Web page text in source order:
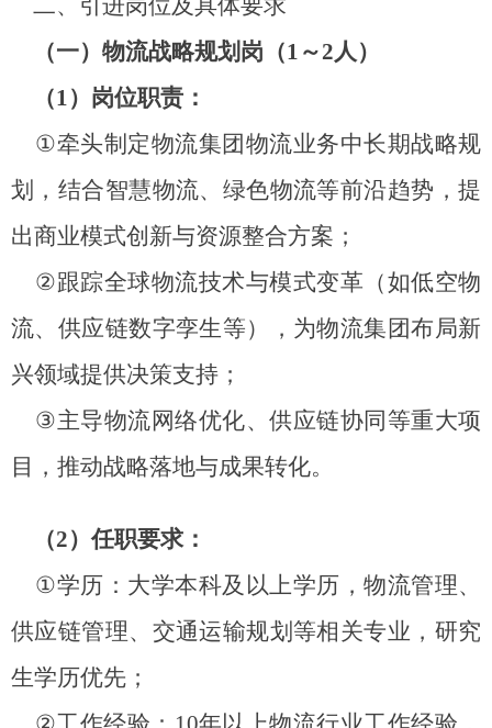
二、引进岗位及具体要求
（一）物流战略规划岗（1 ～2人）
（1）岗位职责：
①牵头制定物流集团物流业务中长期战略规
划，结合智慧物流、绿色物流等前沿趋势，提
出商业模式创新与资源整合方案；
②跟踪全球物流技术与模式变革（如低空物
流、供应链数字孪生等），为物流集团布局新
兴领域提供决策支持；
③主导物流网络优化、供应链协同等重大项
目，推动战略落地与成果转化。
（2）任职要求：
①学历：大学本科及以上学历，物流管理、
供应链管理、交通运输规划等相关专业，研究
生学历优先；